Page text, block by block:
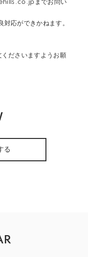
までお問い
対応ができかねます。
ださいますようお願
る